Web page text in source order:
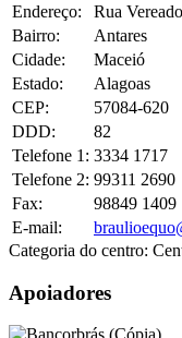
Endereço:
Rua
Bairro:
Antares
Cidade:
Maceió
Estado:
Alagoas
CEP:
57084-620
DDD:
82
Telefone 1: 3334 1717
Telefone 2: 99311 2690
Fax:
98849 1409
E-mail:
Categoria do centro:
Apoiadores